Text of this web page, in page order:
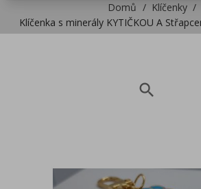
Domů
Klíčenky
Klíčenka s minerály KYTIČKOU A
search